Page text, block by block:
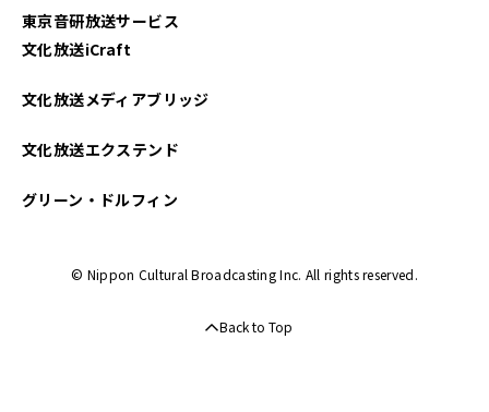
2021年02月
東京音研放送サービス
文化放送iCraft
文化放送メディアブリッジ
文化放送エクステンド
グリーン・ドルフィン
© Nippon Cultural Broadcasting Inc. All rights reserved.
Back to Top